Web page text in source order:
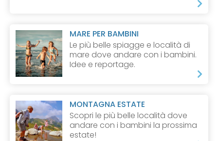
MARE PER BAMBINI
Le più belle spiagge e località di
mare dove andare con i bambini.
Idee e reportage.
MONTAGNA ESTATE
Scopri le più belle località dove
andare con i bambini la prossima
estate!